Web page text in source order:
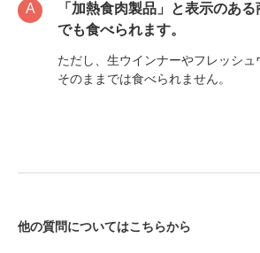
「加熱食肉製品」と表示のあ
でも食べられます。
ただし、生ウインナーやフレッシュ
そのままでは食べられません。
他の質問についてはこちらから